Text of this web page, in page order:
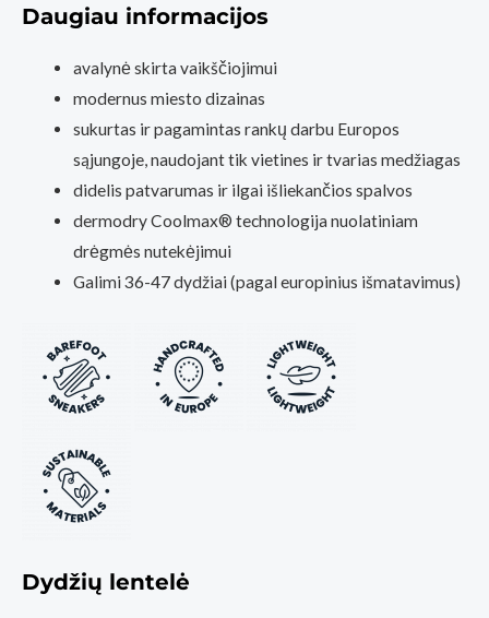
Daugiau informacijos
avalynė skirta vaikščiojimui
modernus miesto dizainas
sukurtas ir pagamintas rankų darbu Europos
sąjungoje, naudojant tik vietines ir tvarias medžiagas
didelis patvarumas ir ilgai išliekančios spalvos
dermodry Coolmax® technologija nuolatiniam
drėgmės nutekėjimui
Galimi 36-47 dydžiai (pagal europinius išmatavimus)
Dydžių lentelė